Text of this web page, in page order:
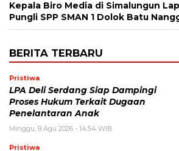
Kepala Biro Media di Simalungun
Pungli SPP SMAN 1 Dolok Batu
BERITA TERBARU
Pristiwa
LPA Deli Serdang Siap Dampingi
Proses Hukum Terkait Dugaan
Penelantaran Anak
Minggu, 9 Agu 2026 - 14:54 WIB
Pristiwa